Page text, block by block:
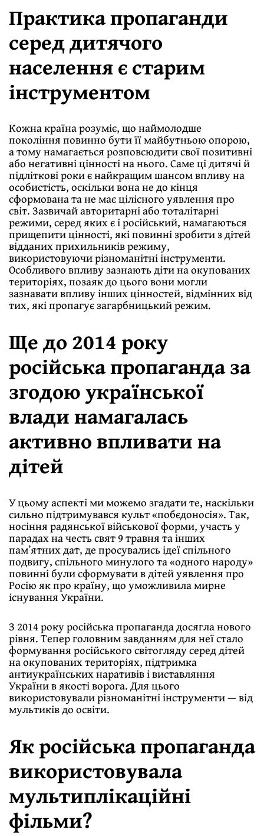
Практика пропаганди
серед дитячого
населення є старим
інструментом
Кожна країна розуміє, що наймолодше
покоління повинно бути її майбутньою опорою,
а тому намагається розповсюдити свої позитивні
або негативні цінності на нього. Саме ці дитячі й
підліткові роки є найкращим шансом впливу на
особистість, оскільки вона не до кінця
сформована та не має цілісного уявлення про
світ. Зазвичай авторитарні або тоталітарні
режими, серед яких є і російський, намагаються
прищепити цінності, які повинні зробити з дітей
відданих прихильників режиму,
використовуючи різноманітні інструменти.
Особливого впливу зазнають діти на окупованих
територіях, позаяк до цього вони могли
зазнавати впливу інших цінностей, відмінних від
тих, які пропагує загарбницький режим.
Ще до 2014 року
російська пропаганда за
згодою української
влади намагалась
активно впливати на
дітей
У цьому аспекті ми можемо згадати те, наскільки
сильно підтримувався культ «побєдоносія». Так,
носіння радянської військової форми, участь у
парадах на честь свят 9 травня та інших
памʼятних дат, де просувались ідеї спільного
подвигу, спільного минулого та «одного народу»
повинні були сформувати в дітей уявлення про
Росію як про країну, що уможливила мирне
існування України.
З 2014 року російська пропаганда досягла нового
рівня. Тепер головним завданням для неї стало
формування російського світогляду серед дітей
на окупованих територіях, підтримка
антиукраїнських наративів і виставляння
України в якості ворога. Для цього
використовували різноманітні інструменти — від
мультиків до освіти.
Як російська пропаганда
використовувала
мультиплікаційні
фільми?